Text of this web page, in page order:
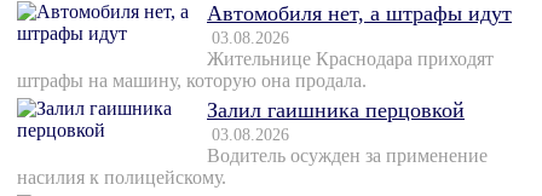
Автомобиля нет, а штрафы идут
03.08.2026
Жительнице Краснодара приходят
штрафы на машину, которую она продала.
Залил гаишника перцовкой
03.08.2026
Водитель осужден за применение
насилия к полицейскому.